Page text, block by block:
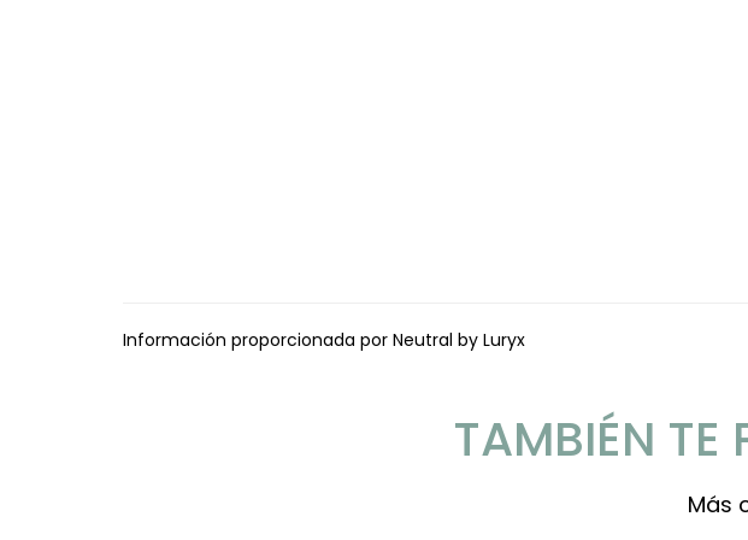
Información proporcionada por Neutral by Luryx
TAMBIÉN TE
Más